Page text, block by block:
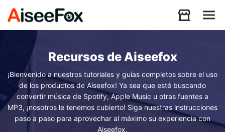
Productos
Descargar
Recursos
Recursos de Aiseefox
¡Bienvenido a nuestros tutoriales y guías completos sobre el uso
de los productos de Aiseefox! Ya sea que esté buscando
convertir música de Spotify, Apple Music u otras fuentes a
MP3, ¡nosotros le tenemos cubierto! Siga nuestras instrucciones
paso a paso para aprovechar al máximo su experiencia con
Aiseefox.